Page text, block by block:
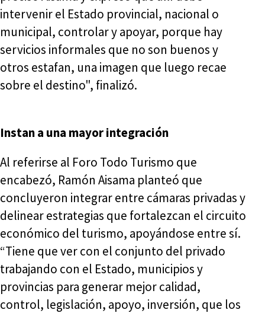
intervenir el Estado provincial, nacional o
municipal, controlar y apoyar, porque hay
servicios informales que no son buenos y
otros estafan, una imagen que luego recae
sobre el destino", finalizó.
Instan a una mayor integración
Al referirse al Foro Todo Turismo que
encabezó, Ramón Aisama planteó que
concluyeron integrar entre cámaras privadas y
delinear estrategias que fortalezcan el circuito
económico del turismo, apoyándose entre sí.
“Tiene que ver con el conjunto del privado
trabajando con el Estado, municipios y
provincias para generar mejor calidad,
control, legislación, apoyo, inversión, que los